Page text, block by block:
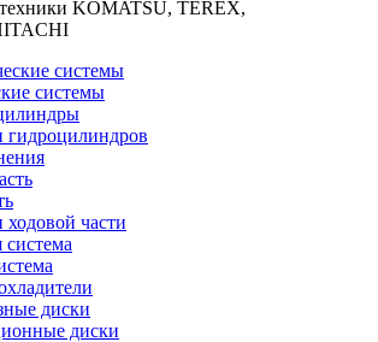
KOMATSU, TEREX,
системы
гидроцилиндров
ходовой части
диски
диски